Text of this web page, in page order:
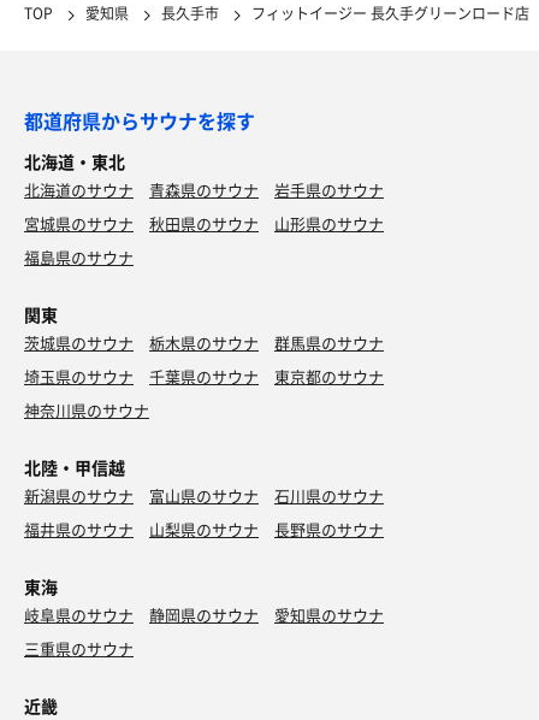
TOP 愛知県 長久手市 フィットイージー 長久手グリーンロード店
都道府県からサウナを探す
北海道・東北
北海道のサウナ 青森県のサウナ
岩手県のサウナ
宮城県のサウナ
秋田県のサウナ
山形県のサウナ
福島県のサウナ
関東
茨城県のサウナ 栃木県のサウナ
群馬県のサウナ
埼玉県のサウナ
千葉県のサウナ
東京都のサウナ
神奈川県のサウナ
北陸・甲信越
新潟県のサウナ 富山県のサウナ
石川県のサウナ
福井県のサウナ
山梨県のサウナ 長野県のサウナ
東海
岐阜県のサウナ 静岡県のサウナ
愛知県のサウナ
三重県のサウナ
近畿